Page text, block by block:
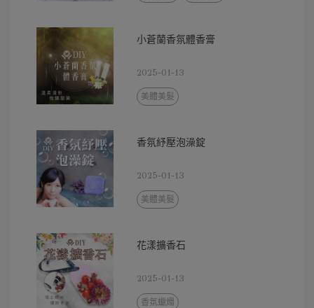
小蒼蘭香氛體香膏
2025-01-13
美體美髮
香氛紓壓泡澡錠
2025-01-13
美體美髮
花漾擴香石
2025-01-13
香氛蠟燭